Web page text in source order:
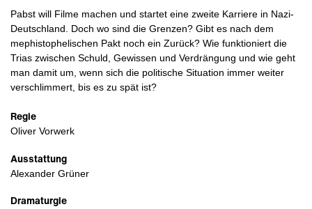
Pabst will Filme machen und startet eine zweite Karriere in Nazi-
Deutschland. Doch wo sind die Grenzen? Gibt es nach dem
mephistophelischen Pakt noch ein Zurück? Wie funktioniert die
Trias zwischen Schuld, Gewissen und Verdrängung und wie geht
man damit um, wenn sich die politische Situation immer weiter
verschlimmert, bis es zu spät ist?
Regie
Oliver Vorwerk
Ausstattung
Alexander Grüner
Dramaturgie